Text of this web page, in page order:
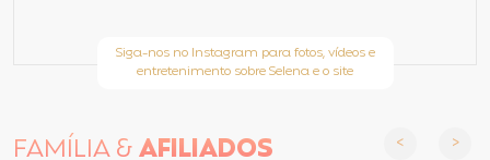
Siga-nos no Instagram para fotos, vídeos e
entretenimento sobre Selena e o site
FAMÍLIA &AFILIADOS